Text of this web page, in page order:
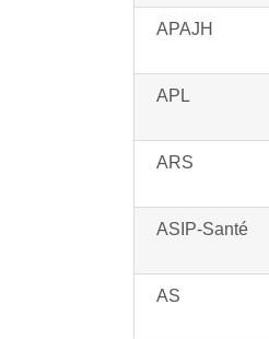
APAJH
APL
ARS
ASIP-Santé
AS